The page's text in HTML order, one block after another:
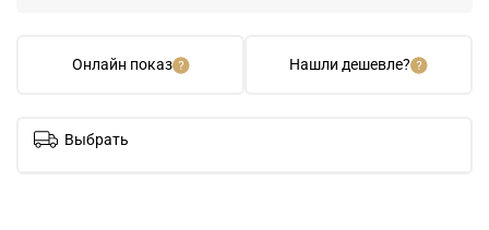
Онлайн показ Нашли дешевле?
Выбрать